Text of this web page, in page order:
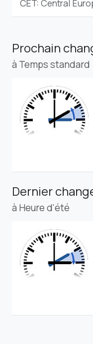
CET: Central
Prochain
à Temps standard
Dernier
à Heure d'été